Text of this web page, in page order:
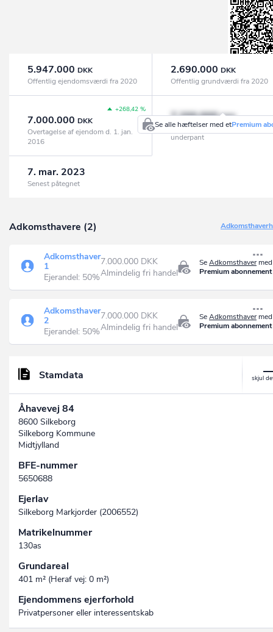
5.947.000 DKK
Offentlig ejendomsværdi fra 2020
2.690.000 DKK
Offentlig grundværdi fra 2020
+268,42 %
7.000.000 DKK
Overtagelse af ejendom d. 1. jan.
2016
7.200.000DKK
Se alle hæftelser med etPremium
Realkredit, pantebreve og
underpant
7. mar. 2023
Senest påtegnet
Adkomsthavere (2)
SeAdkomsthaver
Premium abonnement
Adkomsthaver
1
Ejerandel: 50%
7.000.000 DKK
Almindelig fri handel
SeAdkomsthaver
Premium abonnement
Adkomsthaver
2
Ejerandel: 50%
7.000.000 DKK
Almindelig fri handel
Stamdata
Åhavevej 84
8600 Silkeborg
Silkeborg Kommune
Midtjylland
BFE-nummer
5650688
Ejerlav
Silkeborg Markjorder (2006552)
Matrikelnummer
130as
Grundareal
401 m² (Heraf vej: 0 m²)
Ejendommens ejerforhold
Privatpersoner eller interessentskab